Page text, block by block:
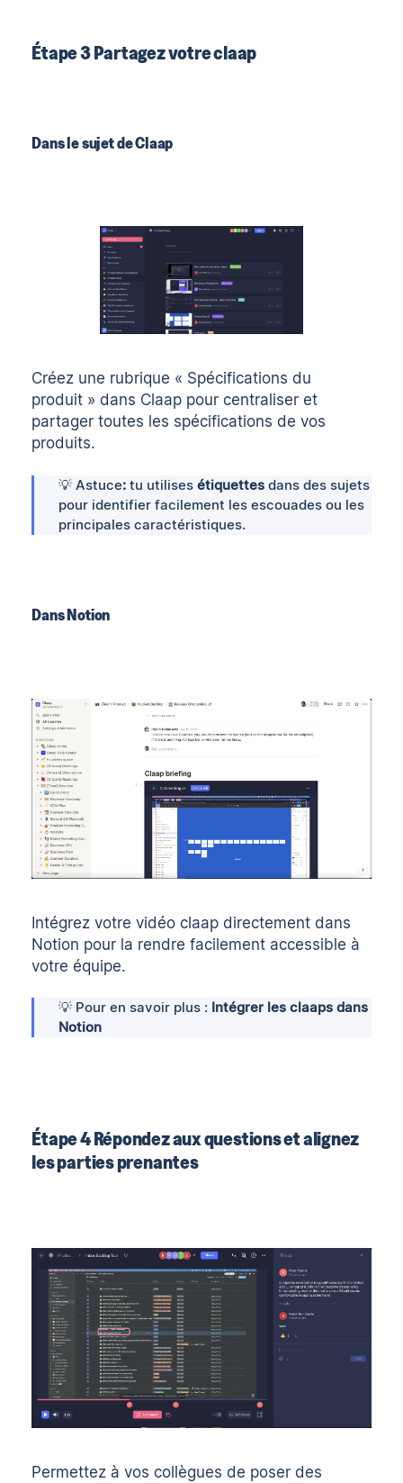
Étape 3 Partagez votre claap
Dans le sujet de Claap
Créez une rubrique « Spécifications du
produit » dans Claap pour centraliser et
partager toutes les spécifications de vos
produits.
💡 Astuce:tu utilises étiquettesdans des sujets
pour identifier facilement les escouades ou les
principales caractéristiques.
Dans Notion
Intégrez votre vidéo claap directement dans
Notion pour la rendre facilement accessible à
votre équipe.
💡 Pour en savoir plus : Intégrer les claaps dans
Notion
Étape 4 Répondez aux questions et alignez
les parties prenantes
Permettez à vos collègues de poser des